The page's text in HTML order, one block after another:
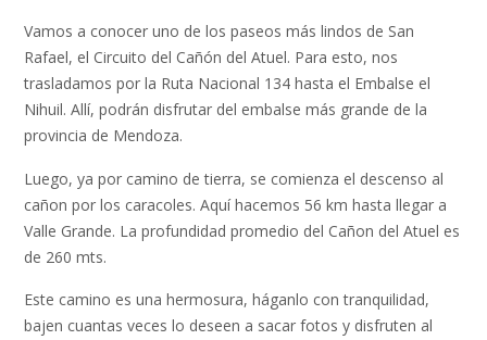
Vamos a conocer uno de los paseos más lindos de San
Rafael, el Circuito del Cañón del Atuel. Para esto, nos
trasladamos por la Ruta Nacional 134 hasta el Embalse el
Nihuil. Allí, podrán disfrutar del embalse más grande de la
provincia de Mendoza.
Luego, ya por camino de tierra, se comienza el descenso al
cañon por los caracoles. Aquí hacemos 56 km hasta llegar a
Valle Grande. La profundidad promedio del Cañon del Atuel es
de 260 mts.
Este camino es una hermosura, háganlo con tranquilidad,
bajen cuantas veces lo deseen a sacar fotos y disfruten al